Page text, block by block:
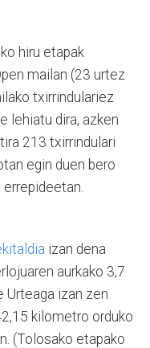
hiru etapak
mailan (23 urtez
txirrindulariez
lehiatu dira, azken
213 txirrindulari
egin duen bero
izan dena
aurkako 3,7
Urteaga izan zen
kilometro orduko
(Tolosako etapako